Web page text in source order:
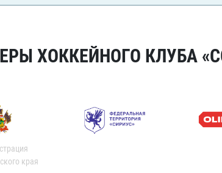
ХОККЕЙНОГО КЛУБА
края